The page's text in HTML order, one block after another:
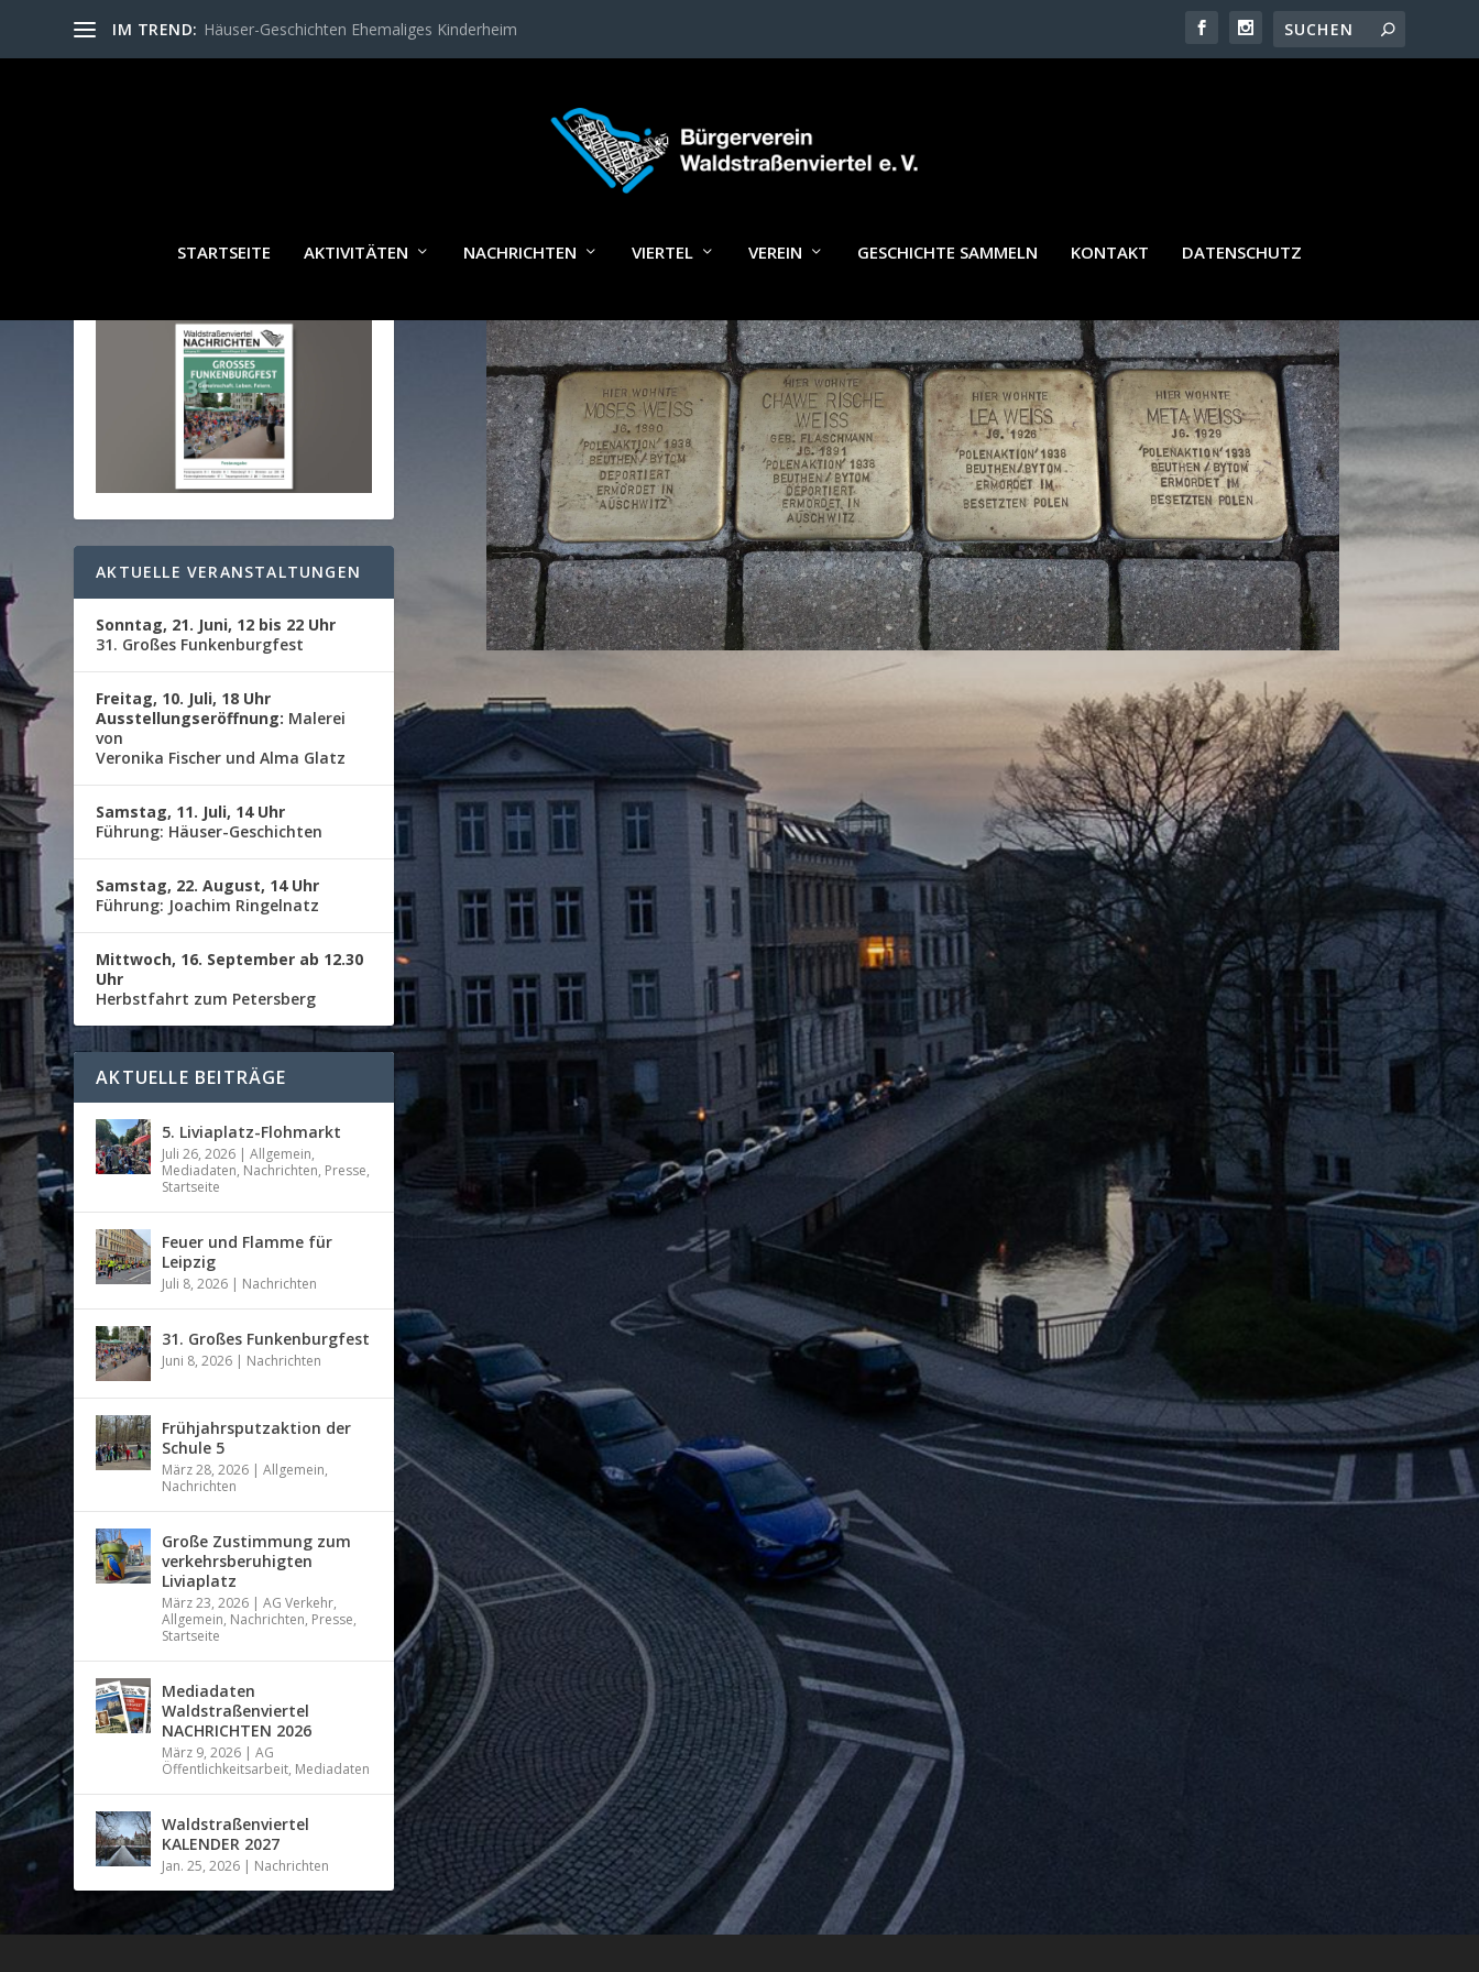
IM TREND: Häuser-Geschichten Ehemaliges Kinderheim
STARTSEITE AKTIVITÄTEN NACHRICHTEN VIERTEL VEREIN GESCHICHTE SAMMELN KONTAKT DATENSCHUTZ
STOLPERSTEIN_RANSTÄDTER11-13
WALDSTRASSENVIERTEL N
AKTUELLE VERANSTALTUNGEN
Sonntag, 21. Juni, 12 bis 22 Uhr
31. Großes Funkenburgfest
Freitag, 10. Juli, 18 Uhr
Ausstellungseröffnung: Malerei
von
Veronika Fischer und Alma Glatz
Samstag, 11. Juli, 14 Uhr
Führung: Häuser-Geschichten
Samstag, 22. August, 14 Uhr
Führung: Joachim Ringelnatz
Mittwoch, 16. September ab 12.30
Uhr
Herbstfahrt zum Petersberg
AKTUELLE BEITRÄGE
5. Liviaplatz-Flohmarkt
Juli 26, 2026 |Allgemein,
Mediadaten, Nachrichten, Presse,
Startseite
Feuer und Flamme für
Leipzig
Juli 8, 2026 | Nachrichten
31. Großes Funkenburgfest
Juni 8, 2026 | Nachrichten
Frühjahrsputzaktion der
Schule 5
März 28, 2026 |Allgemein,
Nachrichten
Große Zustimmung zum
verkehrsberuhigten
Liviaplatz
März 23, 2026 |AG Verkehr,
Allgemein, Nachrichten, Presse,
Startseite
Mediadaten
Waldstraßenviertel
NACHRICHTEN 2026
März 9, 2026 |AG
Öffentlichkeitsarbeit, Mediadaten
Waldstraßenviertel
KALENDER 2027
Jan. 25, 2026 | Nachrichten